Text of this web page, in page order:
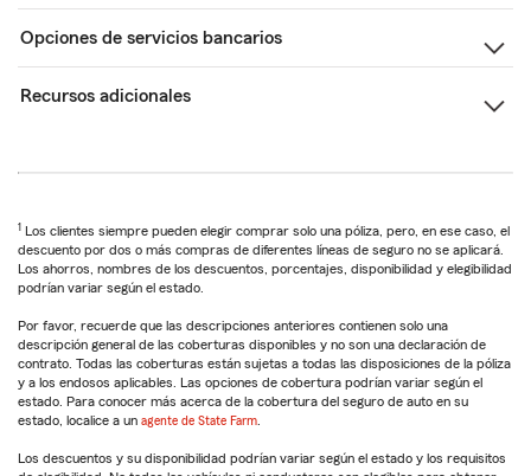
Opciones de servicios bancarios
Recursos adicionales
1 Los clientes siempre pueden elegir comprar solo una póliza, pero, en ese caso, el
descuento por dos o más compras de diferentes líneas de seguro no se aplicará.
Los ahorros, nombres de los descuentos, porcentajes, disponibilidad y elegibilidad
podrían variar según el estado.
Por favor, recuerde que las descripciones anteriores contienen solo una
descripción general de las coberturas disponibles y no son una declaración de
contrato. Todas las coberturas están sujetas a todas las disposiciones de la póliza
y a los endosos aplicables. Las opciones de cobertura podrían variar según el
estado. Para conocer más acerca de la cobertura del seguro de auto en su
estado, localice a un agente de State Farm
Los descuentos y su disponibilidad podrían variar según el estado y los requisitos